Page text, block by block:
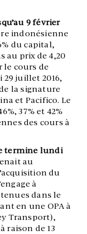
9 février
indonésienne
du capital,
au prix de 4,20
le cours de
juillet 2016,
la signature
et Pacifico. Le
37% et 42%
des cours à
termine lundi
au
du
à
dans le
en une OPA à
Transport),
raison de 13